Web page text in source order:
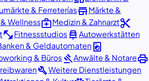
& FerreteríasstoreMärkte &
Wellnessmedical_servicesMedizin & Zahnarztcontent_cut
fitness_centerFitnessstudioscar_repairAutowerkstätten
& Geldautomatenlocal_laundry_service
& BürosgavelAnwälte & Notareprint
buildWeitere Dienstleistungen